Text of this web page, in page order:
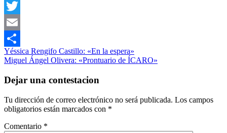
Facebook
Twitter
Email
Compartir
Literatura
Poesía
Navegación
de
entradas
Entrada
anterior:
Yéssica Rengifo Castillo: «En la espera»
Siguiente
Miguel Ángel Olivera: «Prontuario de ÍCARO»
Dejar una contestacion
Tu dirección de correo electrónico no será publicada. Los campos
obligatorios están marcados con *
Comentario *